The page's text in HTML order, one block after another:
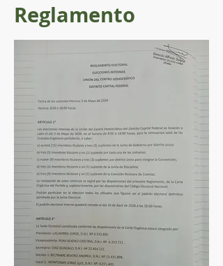
Reglamento